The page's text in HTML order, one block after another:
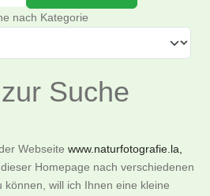
nach Kategorie
Suche
Webseite www.naturfotografie.la,
Homepage nach verschiedenen
können, will ich Ihnen eine kleine